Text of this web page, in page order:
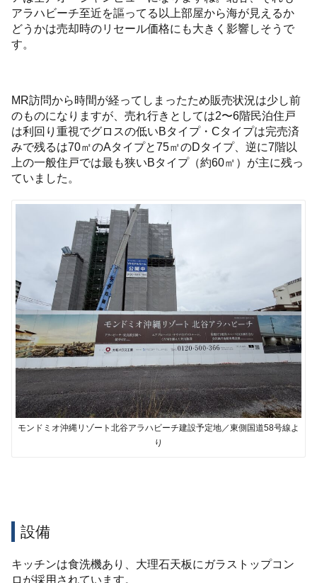
アラハビーチ至近を謳ってる以上部屋から海が見えるか
どうかは売却時のリセール価格にも大きく影響しそうで
す。
MR訪問から時間が経ってしまったため販売状況は少し前
のものになりますが、売れ行きとしては2〜6階民泊住戸
は利回り重視でグロスの低いBタイプ・Cタイプは完売済
みで残るは70㎡のAタイプと75㎡のDタイプ、逆に7階以
上の一般住戸では最も狭いBタイプ（約60㎡）が主に残っ
ていました。
モンドミオ沖縄リゾート北谷アラハビーチ建設予定地／東側国道58号線よ
り
設備
キッチンは食洗機あり、大理石天板にガラストップコン
ロが採用されています。